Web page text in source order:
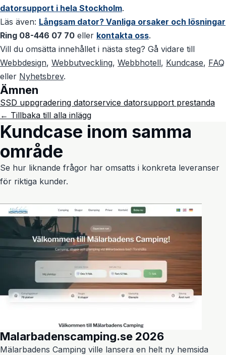
datorsupport i hela Stockholm.
Läs även: Långsam dator? Vanliga orsaker och lösningar
Ring 08-446 07 70 eller kontakta oss.
Vill du omsätta innehållet i nästa steg? Gå vidare till
Webbdesign, Webbutveckling, Webbhotell, Kundcase, FAQ
eller Nyhetsbrev.
Ämnen
SSD uppgradering datorservice datorsupport prestanda
← Tillbaka till alla inlägg
Kundcase inom samma
område
Se hur liknande frågor har omsatts i konkreta leveranser
för riktiga kunder.
Malarbadenscamping.se 2026
Mälarbadens Camping ville lansera en helt ny hemsida